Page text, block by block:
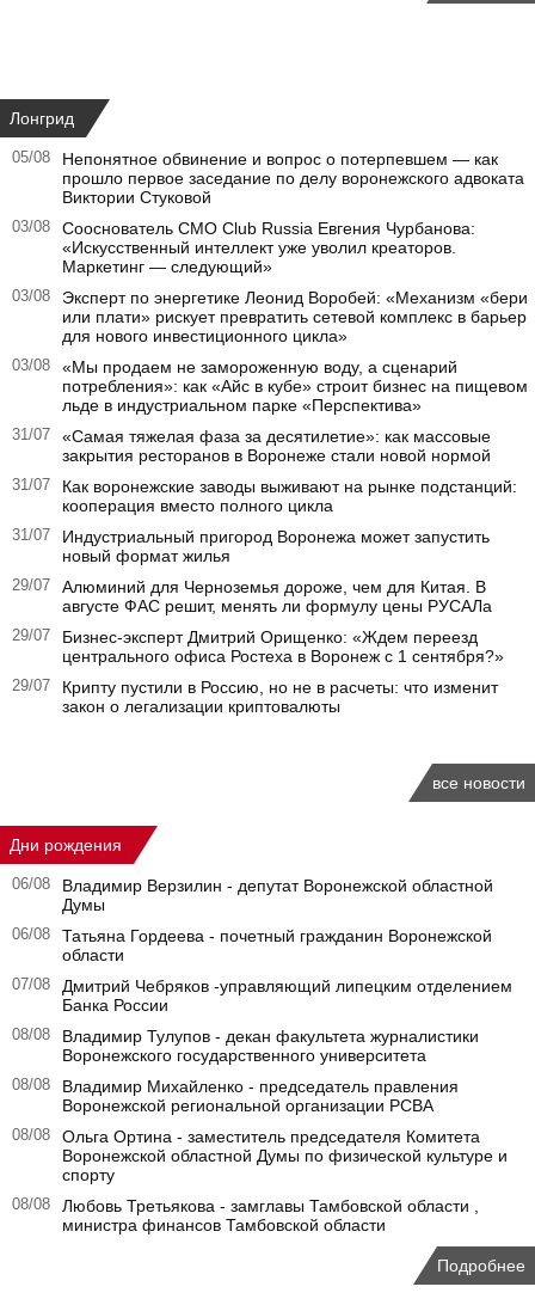
Лонгрид
05/08
Непонятное обвинение и вопрос о потерпевшем — как
прошло первое заседание по делу воронежского адвоката
Виктории Стуковой
03/08
Сооснователь CMO Club Russia Евгения Чурбанова:
«Искусственный интеллект уже уволил креаторов.
Маркетинг — следующий»
03/08
Эксперт по энергетике Леонид Воробей: «Механизм «бери
или плати» рискует превратить сетевой комплекс в барьер
для нового инвестиционного цикла»
03/08
«Мы продаем не замороженную воду, а сценарий
потребления»: как «Айс в кубе» строит бизнес на пищевом
льде в индустриальном парке «Перспектива»
31/07
«Самая тяжелая фаза за десятилетие»: как массовые
закрытия ресторанов в Воронеже стали новой нормой
31/07
Как воронежские заводы выживают на рынке подстанций:
кооперация вместо полного цикла
31/07
Индустриальный пригород Воронежа может запустить
новый формат жилья
29/07
Алюминий для Черноземья дороже, чем для Китая. В
августе ФАС решит, менять ли формулу цены РУСАЛа
29/07
Бизнес-эксперт Дмитрий Орищенко: «Ждем переезд
центрального офиса Ростеха в Воронеж с 1 сентября?»
29/07
Крипту пустили в Россию, но не в расчеты: что изменит
закон о легализации криптовалюты
все новости
Дни рождения
06/08
Владимир Верзилин - депутат Воронежской областной
Думы
06/08
Татьяна Гордеева - почетный гражданин Воронежской
области
07/08
Дмитрий Чебряков -управляющий липецким отделением
Банка России
08/08
Владимир Тулупов - декан факультета журналистики
Воронежского государственного университета
08/08
Владимир Михайленко - председатель правления
Воронежской региональной организации РСВА
08/08
Ольга Ортина - заместитель председателя Комитета
Воронежской областной Думы по физической культуре и
спорту
08/08
Любовь Третьякова - замглавы Тамбовской области ,
министра финансов Тамбовской области
Подробнее